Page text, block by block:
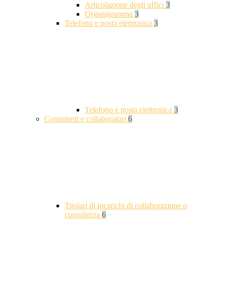
Articolazione degli uffici 3
Organigramma 3
Telefono e posta elettronica 3
Telefono e posta elettronica 3
Consulenti e collaboratori 6
Titolari di incarichi di collaborazione o
consulenza 6